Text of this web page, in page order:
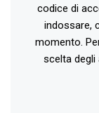
codice di
indossare,
momento.
scelta degli